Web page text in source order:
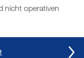
nicht operativen